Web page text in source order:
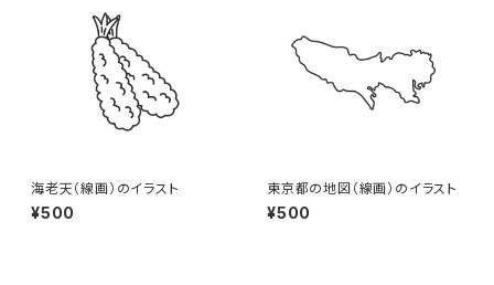
海老天（線画）のイラスト
¥500
東京都の地図（線画）のイラスト
¥500